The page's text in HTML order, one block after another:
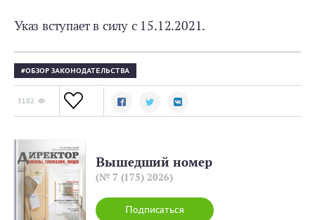
Указ вступает в силу с 15.12.2021.
ОБЗОР ЗАКОНОДАТЕЛЬСТВА
3182
Подписаться
Вышедший номер
(№ 7 (175) 2026)